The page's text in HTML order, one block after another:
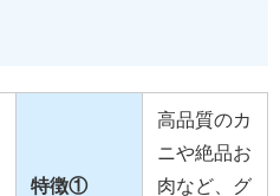
特徴①
高品質のカ
ニや絶品お
肉など、グ